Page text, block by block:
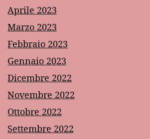
Aprile 2023
Marzo 2023
Febbraio 2023
Gennaio 2023
Dicembre 2022
Novembre 2022
Ottobre 2022
Settembre 2022